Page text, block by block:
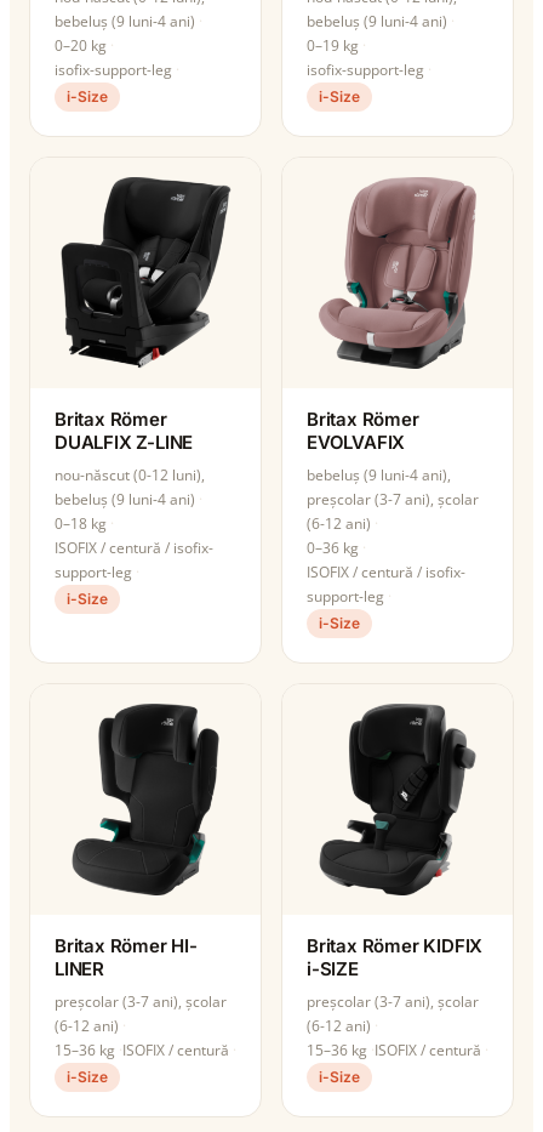
bebeluș (9 luni-4 ani)
0–20 kg
isofix-support-leg
i-Size
bebeluș (9 luni-4 ani)
0–19 kg
isofix-support-leg
i-Size
Britax Römer
DUALFIX Z-LINE
nou-născut (0-12 luni),
bebeluș (9 luni-4 ani)
0–18 kg
ISOFIX / centură / isofix-
support-leg
i-Size
Britax Römer
EVOLVAFIX
bebeluș (9 luni-4 ani),
preșcolar (3-7 ani), școlar
(6-12 ani)
0–36 kg
ISOFIX / centură / isofix-
support-leg
i-Size
Britax Römer HI-
LINER
preșcolar (3-7 ani), școlar
(6-12 ani)
15–36 kg ISOFIX / centură
i-Size
Britax Römer KIDFIX
i-SIZE
preșcolar (3-7 ani), școlar
(6-12 ani)
15–36 kg ISOFIX / centură
i-Size